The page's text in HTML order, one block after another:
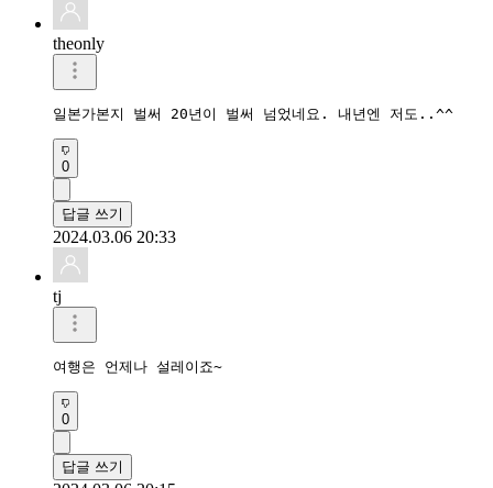
theonly
일본가본지 벌써 20년이 벌써 넘었네요. 내년엔 저도..^^
0
답글 쓰기
2024.03.06 20:33
tj
여행은 언제나 설레이죠~
0
답글 쓰기